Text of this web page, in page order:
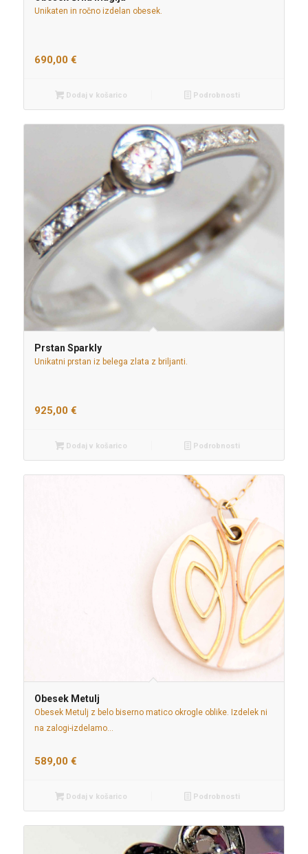
Unikaten in ročno izdelan obesek.
690,00 €
Dodaj v košarico Podrobnosti
Prstan Sparkly
Unikatni prstan iz belega zlata z briljanti.
925,00 €
Dodaj v košarico Podrobnosti
Obesek Metulj
Obesek Metulj z belo biserno matico okrogle oblike. Izdelek ni
na zalogi-izdelamo…
589,00 €
Dodaj v košarico Podrobnosti